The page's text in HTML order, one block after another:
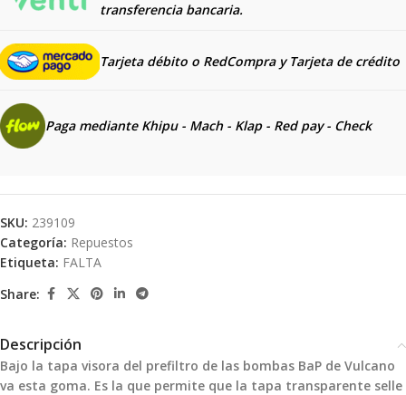
transferencia bancaria.
Tarjeta débito o RedCompra y Tarjeta de crédito
Paga mediante Khipu - Mach - Klap - Red pay - Check
SKU: 239109
Categoría: Repuestos
Etiqueta: FALTA
Share:
Descripción
Bajo la tapa visora del prefiltro de las bombas BaP de Vulcano
va esta goma. Es la que permite que la tapa transparente selle